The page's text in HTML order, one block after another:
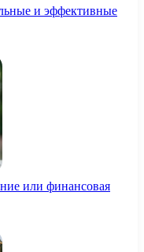
и эффективные
или финансовая